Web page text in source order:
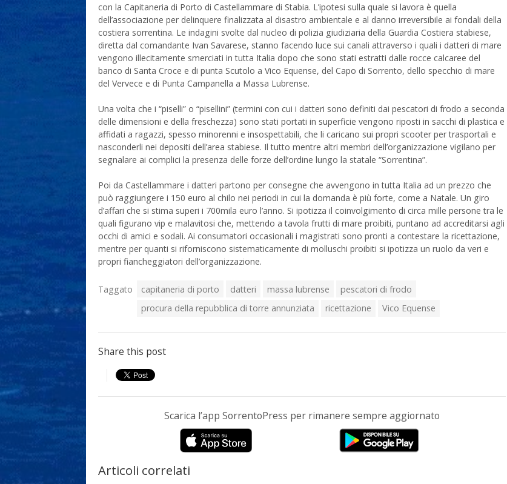
con la Capitaneria di Porto di Castellammare di Stabia. L’ipotesi sulla quale si lavora è quella
dell’associazione per delinquere finalizzata al disastro ambientale e al danno irreversibile ai fondali della
costiera sorrentina. Le indagini svolte dal nucleo di polizia giudiziaria della Guardia Costiera stabiese,
diretta dal comandante Ivan Savarese, stanno facendo luce sui canali attraverso i quali i datteri di mare
vengono illecitamente smerciati in tutta Italia dopo che sono stati estratti dalle rocce calcaree del
banco di Santa Croce e di punta Scutolo a Vico Equense, del Capo di Sorrento, dello specchio di mare
del Vervece e di Punta Campanella a Massa Lubrense.
Una volta che i “piselli” o “pisellini” (termini con cui i datteri sono definiti dai pescatori di frodo a seconda
delle dimensioni e della freschezza) sono stati portati in superficie vengono riposti in sacchi di plastica e
affidati a ragazzi, spesso minorenni e insospettabili, che li caricano sui propri scooter per trasportali e
nasconderli nei depositi dell’area stabiese. Il tutto mentre altri membri dell’organizzazione vigilano per
segnalare ai complici la presenza delle forze dell’ordine lungo la statale “Sorrentina”.
Poi da Castellammare i datteri partono per consegne che avvengono in tutta Italia ad un prezzo che
può raggiungere i 150 euro al chilo nei periodi in cui la domanda è più forte, come a Natale. Un giro
d’affari che si stima superi i 700mila euro l’anno. Si ipotizza il coinvolgimento di circa mille persone tra le
quali figurano vip e malavitosi che, mettendo a tavola frutti di mare proibiti, puntano ad accreditarsi agli
occhi di amici e sodali. Ai consumatori occasionali i magistrati sono pronti a contestare la ricettazione,
mentre per quanti si riforniscono sistematicamente di molluschi proibiti si ipotizza un ruolo da veri e
propri fiancheggiatori dell’organizzazione.
Taggato capitaneria di porto datteri massa lubrense
pescatori di frodo
procura della repubblica di torre annunziata
ricettazione Vico Equense
Share this post
Scarica l’app SorrentoPress per rimanere sempre aggiornato
Articoli correlati